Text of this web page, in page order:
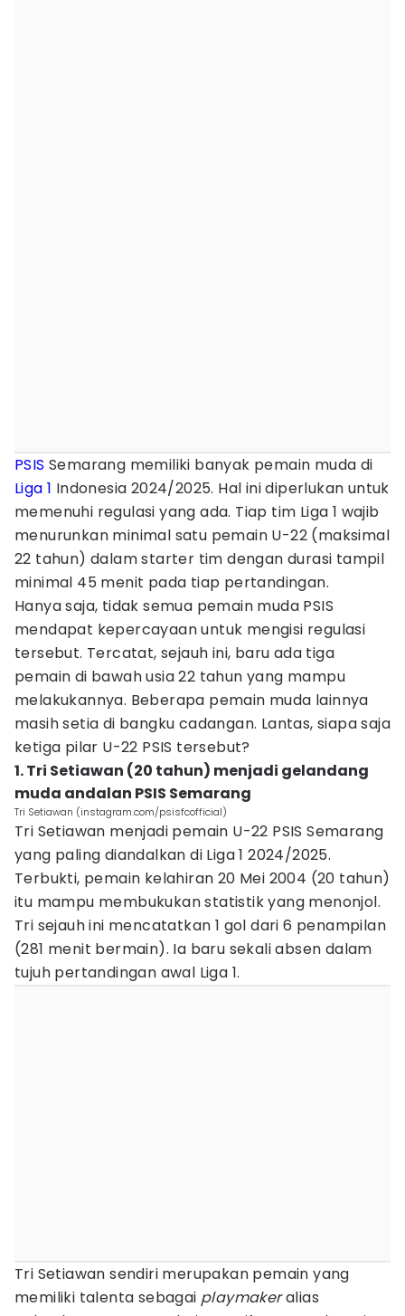
PSIS Semarang memiliki banyak pemain muda di
Liga 1 Indonesia 2024/2025. Hal ini diperlukan untuk
memenuhi regulasi yang ada. Tiap tim Liga 1 wajib
menurunkan minimal satu pemain U-22 (maksimal
22 tahun) dalam starter tim dengan durasi tampil
minimal 45 menit pada tiap pertandingan.
Hanya saja, tidak semua pemain muda PSIS
mendapat kepercayaan untuk mengisi regulasi
tersebut. Tercatat, sejauh ini, baru ada tiga
pemain di bawah usia 22 tahun yang mampu
melakukannya. Beberapa pemain muda lainnya
masih setia di bangku cadangan. Lantas, siapa saja
ketiga pilar U-22 PSIS tersebut?
1. Tri Setiawan (20 tahun) menjadi gelandang
muda andalan PSIS Semarang
Tri Setiawan (instagram.com/psisfcofficial)
Tri Setiawan menjadi pemain U-22 PSIS Semarang
yang paling diandalkan di Liga 1 2024/2025.
Terbukti, pemain kelahiran 20 Mei 2004 (20 tahun)
itu mampu membukukan statistik yang menonjol.
Tri sejauh ini mencatatkan 1 gol dari 6 penampilan
(281 menit bermain). Ia baru sekali absen dalam
tujuh pertandingan awal Liga 1.
Tri Setiawan sendiri merupakan pemain yang
memiliki talenta sebagai playmakeralias